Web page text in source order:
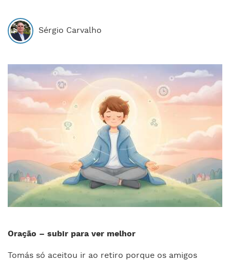
Sérgio Carvalho
Oração – subir para ver melhor
Tomás só aceitou ir ao retiro porque os amigos